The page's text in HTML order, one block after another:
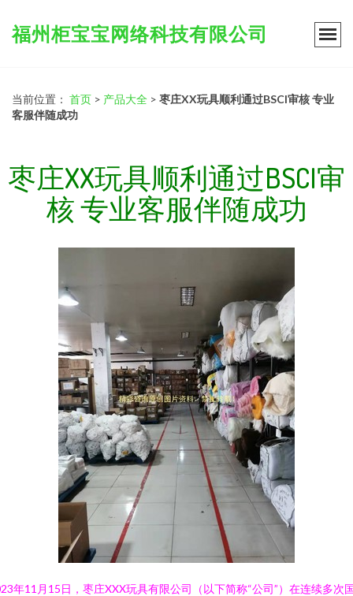
福州柜宝宝网络科技有限公司
当前位置： 首页 > 产品大全 > 枣庄XX玩具顺利通过BSCI审核 专业
客服伴随成功
枣庄XX玩具顺利通过BSCI审
核 专业客服伴随成功
年11月15日，枣庄XXX玩具有限公司（以下简称“公司”）在连续多次